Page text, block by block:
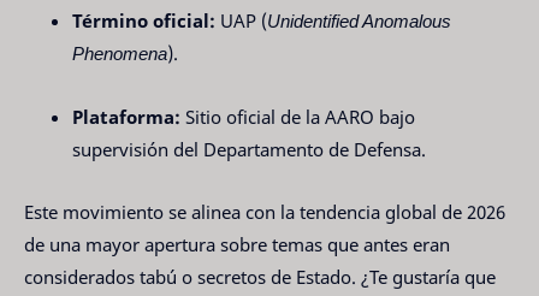
Término oficial: UAP (Unidentified Anomalous
Phenomena).
Plataforma: Sitio oficial de la AARO bajo
supervisión del Departamento de Defensa.
Este movimiento se alinea con la tendencia global de 2026
de una mayor apertura sobre temas que antes eran
considerados tabú o secretos de Estado. ¿Te gustaría que